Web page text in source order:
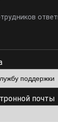
почты